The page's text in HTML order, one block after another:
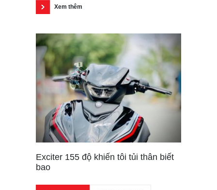
Xem thêm
Exciter 155 độ khiến tôi tủi thân biết
bao